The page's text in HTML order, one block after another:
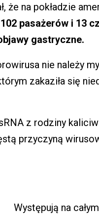
że na pokładzie
pasażerów i 13
gastryczne.
nie należy
zakaziła się
z rodziny
przyczyną
Występują na